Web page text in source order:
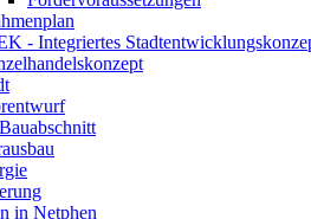
- Integriertes
in Netphen